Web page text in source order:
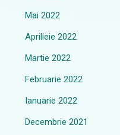
Mai 2022
Aprilieie 2022
Martie 2022
Februarie 2022
Ianuarie 2022
Decembrie 2021